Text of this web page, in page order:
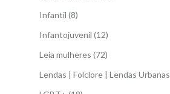
Infantil (8)
Infantojuvenil (12)
Leia mulheres (72)
Lendas | Folclore | Lendas Urbanas